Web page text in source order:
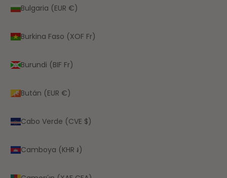
Bulgaria (EUR €)
Burkina Faso (XOF Fr)
Burundi (BIF Fr)
Bután (EUR €)
Cabo Verde (CVE $)
Camboya (KHR ៛)